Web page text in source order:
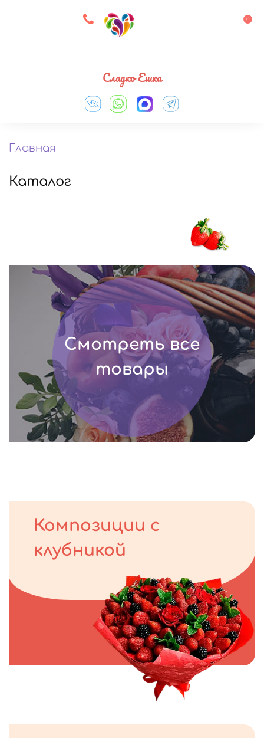
8 927 083 33 05 0
Сладко Ешка
Главная
Каталог
Смотреть все
товары
Композиции с
клубникой